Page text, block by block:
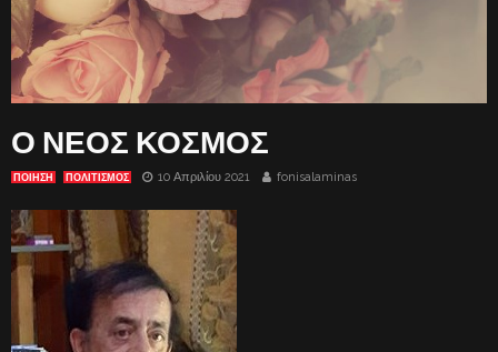
Ο ΝΕΟΣ ΚΟΣΜΟΣ
ΠΟΙΗΣΗ ΠΟΛΙΤΙΣΜΟΣ 10 Απριλίου 2021 fonisalaminas